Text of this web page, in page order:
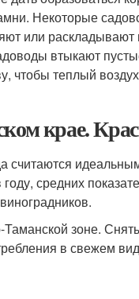
Некоторые
или
втыкают
теплый воздух
крае.
считаются
средних
зоне.
в свежем